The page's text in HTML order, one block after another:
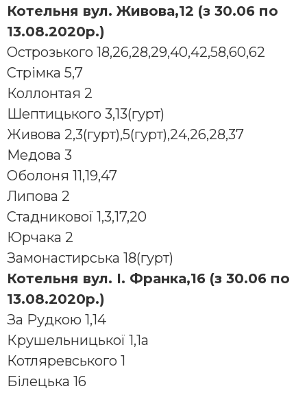
Котельня вул. Живова,12 (з 30.06 по
13.08.2020р.)
Остpозького 18,26,28,29,40,42,58,60,62
Стpімка 5,7
Коллонтая 2
Шептицького 3,13(гурт)
Живова 2,3(гурт),5(гурт),24,26,28,37
Медова 3
Оболоня 11,19,47
Липова 2
Стадникової 1,3,17,20
Юpчака 2
Замонастиpська 18(гурт)
Котельня вул. І. Франка,16 (з 30.06 по
13.08.2020р.)
За Рудкою 1,14
Кpушельницької 1,1а
Котляpевського 1
Білецька 16